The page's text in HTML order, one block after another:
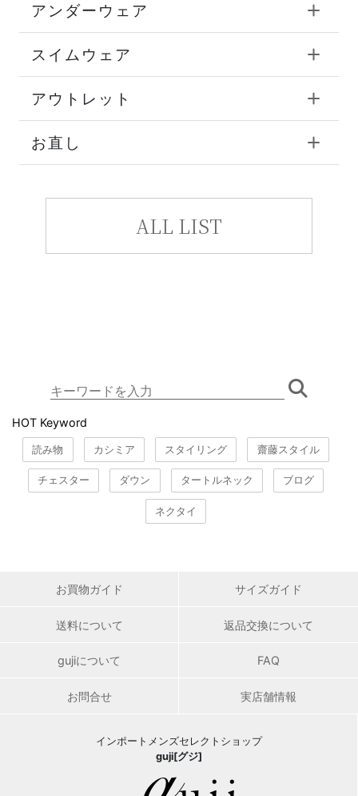
アンダーウェア
スイムウェア
アウトレット
お直し
ALL LIST
HOT Keyword
読み物 カシミア スタイリング 齋藤スタイル
チェスター ダウン タートルネック ブログ
ネクタイ
お買物ガイド サイズガイド
送料について 返品交換について
gujiについて FAQ
お問合せ 実店舗情報
インポートメンズセレクトショップ
guji[グジ]